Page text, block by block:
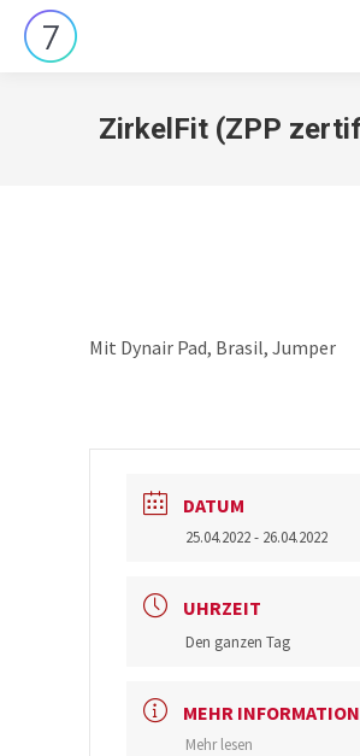
ZirkelFit (ZPP
Mit Dynair Pad, Brasil, Jumper
DATUM
25.04.2022- 26.04.2022
UHRZEIT
Den ganzen Tag
MEHR
Mehr lesen